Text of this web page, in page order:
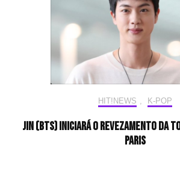
HIT!NEWS K-POP
Jin (BTS) iniciará o revezamento da
Paris